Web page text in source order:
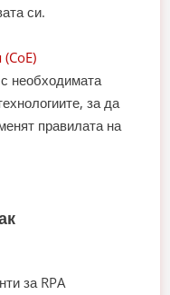
си.
необходимата
за да
правилата на
за RPA